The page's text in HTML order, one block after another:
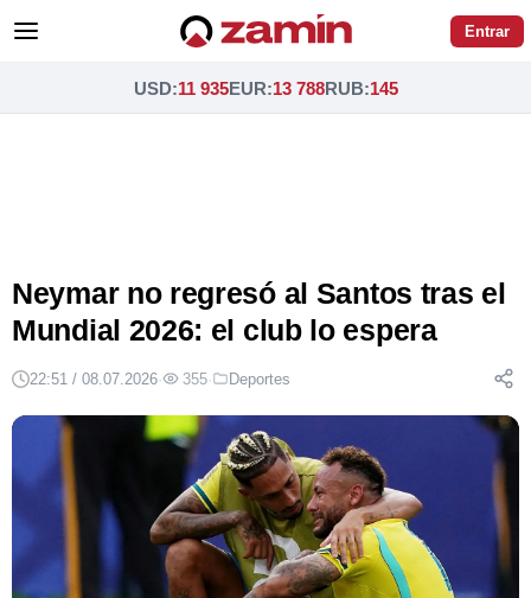
Entrar
USD:11 935EUR:13 788RUB:145
Neymar no regresó al Santos tras el
Mundial 2026: el club lo espera
22:51 / 08.07.2026· 355· Deportes